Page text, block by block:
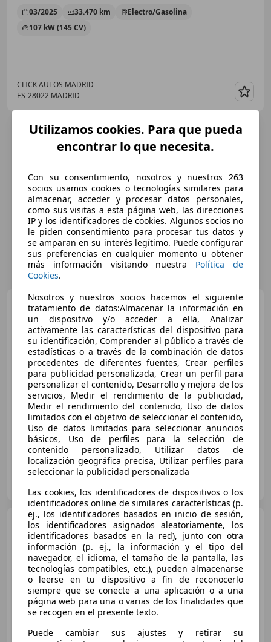
03/2025 33.470 km
Electro/Gasolina
107 kW (145 CV)
CLICK AUTOS MADRID
ES-28022 MADRID
Peugeot 5008 1.6HDI FAP
Style 115
€ 7.500 1
Preciojusto
08/2013 135.723 km Diésel
84 kW (114 CV)
OCASIONPLUS ZARAGOZA CA
Peugeot 50081.2 PureTech
S&S Active 130
€ 9.676 1
Sincomparación
151.205 km
Utilizamos cookies. Para que pueda
encontrar lo que necesita.
Con su consentimiento, nosotros y nuestros 263
socios usamos cookies o tecnologías similares para
almacenar, acceder y procesar datos personales,
como sus visitas a esta página web, las direcciones
IP y los identificadores de cookies. Algunos socios no
le piden consentimiento para procesar tus datos y
se amparan en su interés legítimo. Puede configurar
sus preferencias en cualquier momento u obtener
más información visitando nuestra Política de
Cookies.
Nosotros y nuestros socios hacemos el siguiente
tratamiento de datos:Almacenar la información en
un dispositivo y/o acceder a ella, Analizar
activamente las características del dispositivo para
su identificación, Comprender al público a través de
estadísticas o a través de la combinación de datos
procedentes de diferentes fuentes, Crear perfiles
para publicidad personalizada, Crear un perfil para
personalizar el contenido, Desarrollo y mejora de los
servicios, Medir el rendimiento de la publicidad,
Medir el rendimiento del contenido, Uso de datos
limitados con el objetivo de seleccionar el contenido,
Uso de datos limitados para seleccionar anuncios
básicos, Uso de perfiles para la selección de
contenido personalizado, Utilizar datos de
localización geográfica precisa, Utilizar perfiles para
seleccionar la publicidad personalizada
Las cookies, los identificadores de dispositivos o los
identificadores online de similares características (p.
ej., los identificadores basados en inicio de sesión,
los identificadores asignados aleatoriamente, los
identificadores basados en la red), junto con otra
información (p. ej., la información y el tipo del
navegador, el idioma, el tamaño de la pantalla, las
tecnologías compatibles, etc.), pueden almacenarse
o leerse en tu dispositivo a fin de reconocerlo
siempre que se conecte a una aplicación o a una
página web para una o varias de los finalidades que
se recogen en el presente texto.
Puede cambiar sus ajustes y retirar su